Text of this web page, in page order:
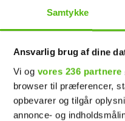
Samtykke
Ansvarlig brug af dine
Vi og vores 236 partnere
browser til præferencer,
opbevarer og tilgår
annonce- og